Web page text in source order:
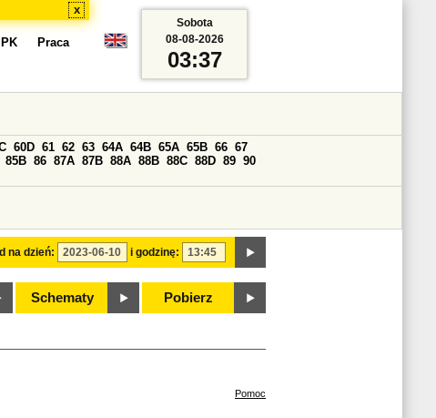
x
Praca
na dzień: i godzinę:
60D 61 62 63 64A 64B 65A 65B 66 67
85B 86 87A 87B 88A 88B 88C 88D 89 90
Schematy Pobierz
Sobota
08-08-2026
03:37
Pomoc